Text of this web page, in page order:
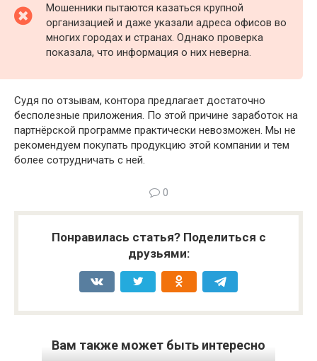
Мошенники пытаются казаться крупной
организацией и даже указали адреса офисов во
многих городах и странах. Однако проверка
показала, что информация о них неверна.
Судя по отзывам, контора предлагает достаточно
бесполезные приложения. По этой причине заработок на
партнёрской программе практически невозможен. Мы не
рекомендуем покупать продукцию этой компании и тем
более сотрудничать с ней.
0
Понравилась статья? Поделиться с
друзьями:
Вам также может быть интересно